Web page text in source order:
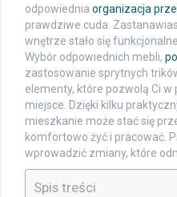
odpowiednia organizacja
prawdziwe cuda.
wnętrze stało się
Wybór odpowiednich mebli,
zastosowanie sprytnych
elementy, które pozwolą Ci w
miejsce. Dzięki kilku
mieszkanie może stać się
komfortowo żyć i pracować.
wprowadzić zmiany, które
Spis treści